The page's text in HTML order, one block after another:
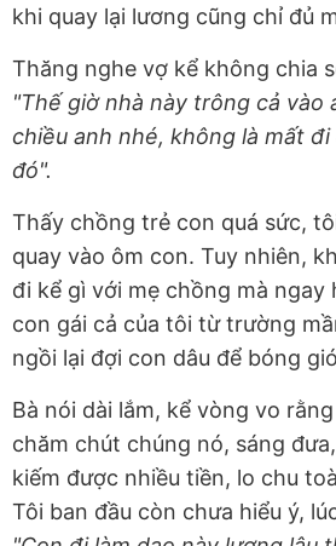
khi quay lại lương cũng chỉ đủ
Thăng nghe vợ kể không chia
"Thế giờ nhà này trông cả vào
chiều anh nhé, không là mất đi
đó".
Thấy chồng trẻ con quá sức,
quay vào ôm con. Tuy nhiên,
đi kể gì với mẹ chồng mà ngay
con gái cả của tôi từ trường
ngồi lại đợi con dâu để bóng
Bà nói dài lắm, kể vòng vo
chăm chút chúng nó, sáng
kiếm được nhiều tiền, lo chu
Tôi ban đầu còn chưa hiểu ý,